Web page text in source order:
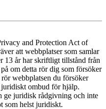
and Protection Act of
att webbplatser som samlar
13 år har skriftligt tillstånd från
om detta rör dig som försöker
webbplatsen du försöker
ombud för hjälp.
ge juridisk rådgivning och inte
som helst juridiskt.